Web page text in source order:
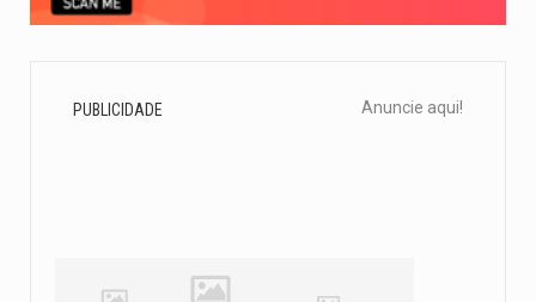
PUBLICIDADE Anuncie aqui!